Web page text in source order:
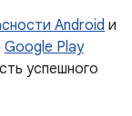
Android и
Google Play
успешного